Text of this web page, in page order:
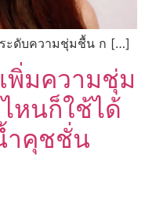
ะดับความชุ่มชื้น ก […]
พิ่มความชุ่ม
หนก็ใช้ได้
ำคุชชั่น